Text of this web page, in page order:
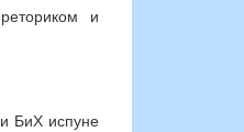
и
БиХ испуне